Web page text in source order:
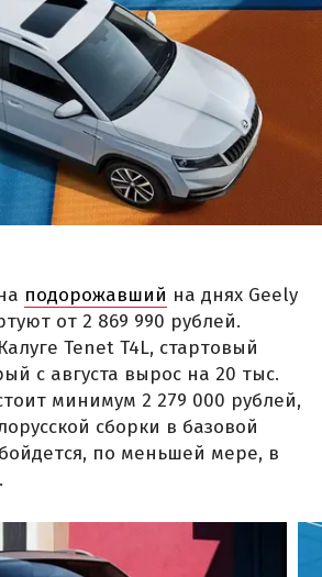
подорожавший на днях Geely
от 2 869 990 рублей.
Tenet T4L, стартовый
с августа вырос на 20 тыс.
минимум 2 279 000 рублей,
сборки в базовой
по меньшей мере, в